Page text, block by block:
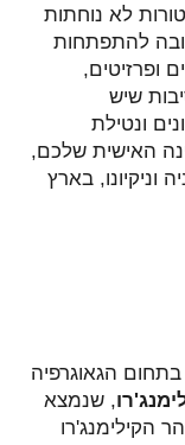
לא נוחתות
טובה להתפתחות
ופרזיטים,
שיש
ונטילת
האישית שלכם,
וניקיונו, בארץ
הגאוגרפיה
, שנמצא
הקילימנג'רו